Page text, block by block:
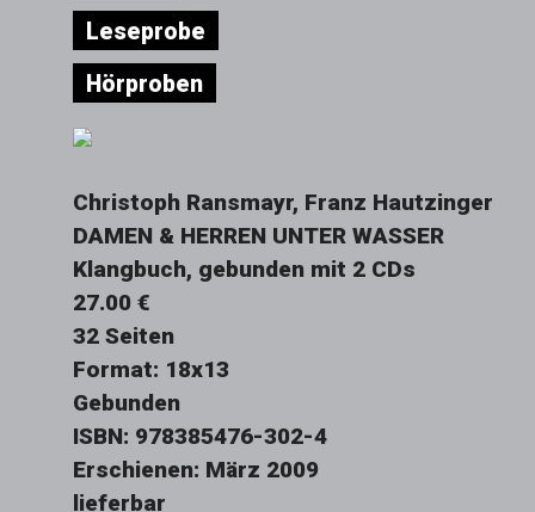
Leseprobe
Hörproben
Christoph Ransmayr, Franz Hautzinger
DAMEN & HERREN UNTER WASSER
Klangbuch, gebunden mit 2 CDs
27.00 €
32 Seiten
Format: 18x13
Gebunden
ISBN: 978385476-302-4
Erschienen: März 2009
lieferbar